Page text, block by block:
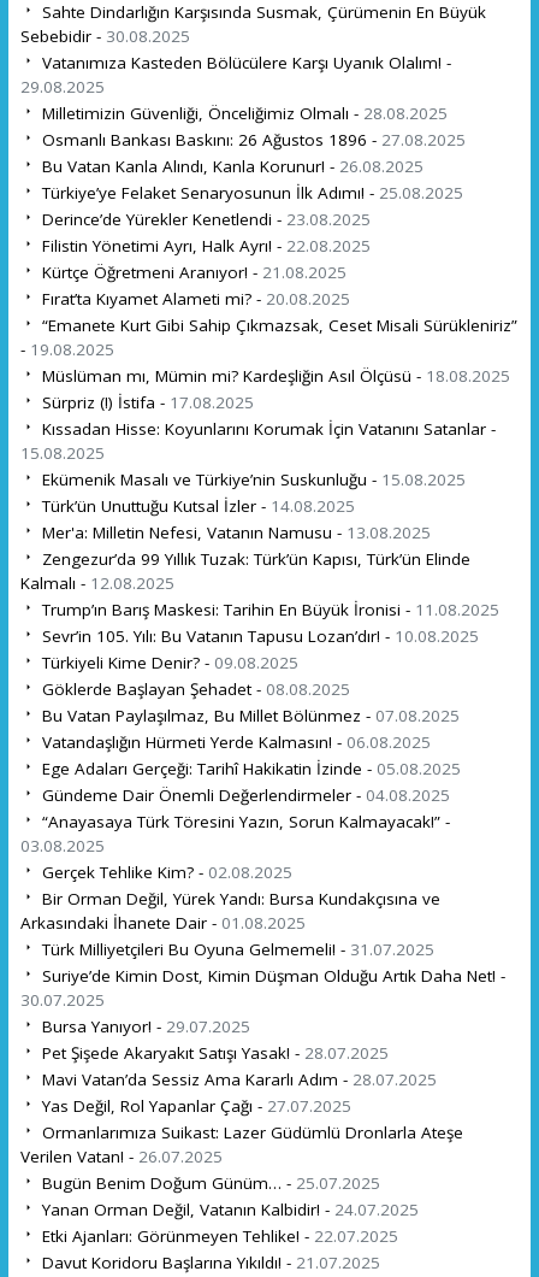
Sahte Dindarlığın Karşısında Susmak, Çürümenin En Büyük
Sebebidir - 30.08.2025
Vatanımıza Kasteden Bölücülere Karşı Uyanık Olalım! -
29.08.2025
Milletimizin Güvenliği, Önceliğimiz Olmalı - 28.08.2025
Osmanlı Bankası Baskını: 26 Ağustos 1896 - 27.08.2025
Bu Vatan Kanla Alındı, Kanla Korunur! - 26.08.2025
Türkiye’ye Felaket Senaryosunun İlk Adımı! - 25.08.2025
Derince’de Yürekler Kenetlendi - 23.08.2025
Filistin Yönetimi Ayrı, Halk Ayrı! - 22.08.2025
Kürtçe Öğretmeni Aranıyor! - 21.08.2025
Fırat’ta Kıyamet Alameti mi? - 20.08.2025
“Emanete Kurt Gibi Sahip Çıkmazsak, Ceset Misali Sürükleniriz”
- 19.08.2025
Müslüman mı, Mümin mi? Kardeşliğin Asıl Ölçüsü - 18.08.2025
Sürpriz (!) İstifa - 17.08.2025
Kıssadan Hisse: Koyunlarını Korumak İçin Vatanını Satanlar -
15.08.2025
Ekümenik Masalı ve Türkiye’nin Suskunluğu - 15.08.2025
Türk’ün Unuttuğu Kutsal İzler - 14.08.2025
Mer'a: Milletin Nefesi, Vatanın Namusu - 13.08.2025
Zengezur’da 99 Yıllık Tuzak: Türk’ün Kapısı, Türk’ün Elinde
Kalmalı - 12.08.2025
Trump’ın Barış Maskesi: Tarihin En Büyük İronisi - 11.08.2025
Sevr’in 105. Yılı: Bu Vatanın Tapusu Lozan’dır! - 10.08.2025
Türkiyeli Kime Denir? - 09.08.2025
Göklerde Başlayan Şehadet - 08.08.2025
Bu Vatan Paylaşılmaz, Bu Millet Bölünmez - 07.08.2025
Vatandaşlığın Hürmeti Yerde Kalmasın! - 06.08.2025
Ege Adaları Gerçeği: Tarihî Hakikatin İzinde - 05.08.2025
Gündeme Dair Önemli Değerlendirmeler - 04.08.2025
“Anayasaya Türk Töresini Yazın, Sorun Kalmayacak!” -
03.08.2025
Gerçek Tehlike Kim? - 02.08.2025
Bir Orman Değil, Yürek Yandı: Bursa Kundakçısına ve
Arkasındaki İhanete Dair - 01.08.2025
Türk Milliyetçileri Bu Oyuna Gelmemeli! - 31.07.2025
Suriye’de Kimin Dost, Kimin Düşman Olduğu Artık Daha Net! -
30.07.2025
Bursa Yanıyor! - 29.07.2025
Pet Şişede Akaryakıt Satışı Yasak! - 28.07.2025
Mavi Vatan’da Sessiz Ama Kararlı Adım - 28.07.2025
Yas Değil, Rol Yapanlar Çağı - 27.07.2025
Ormanlarımıza Suikast: Lazer Güdümlü Dronlarla Ateşe
Verilen Vatan! - 26.07.2025
Bugün Benim Doğum Günüm… - 25.07.2025
Yanan Orman Değil, Vatanın Kalbidir! - 24.07.2025
Etki Ajanları: Görünmeyen Tehlike! - 22.07.2025
Davut Koridoru Başlarına Yıkıldı! - 21.07.2025